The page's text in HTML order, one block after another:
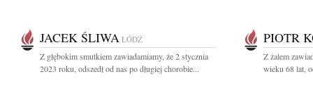
JACEK ŚLIWA ŁÓDŹ
Z głębokim smutkiem zawiadamiamy, że 2 stycznia
2023 roku, odszedł od nas po długiej chorobie...
PIOTR
Z żalem
wieku 68 lat,